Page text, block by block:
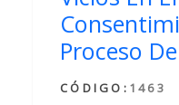
Proceso
CÓDIGO: 1463